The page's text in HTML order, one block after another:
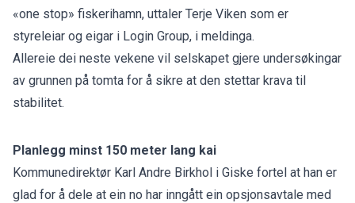
«one stop» fiskerihamn, uttaler Terje Viken som er
styreleiar og eigar i Login Group, i meldinga.
Allereie dei neste vekene vil selskapet gjere undersøkingar
av grunnen på tomta for å sikre at den stettar krava til
stabilitet.
Planlegg minst 150 meter lang kai
Kommunedirektør Karl Andre Birkhol i Giske fortel at han er
glad for å dele at ein no har inngått ein opsjonsavtale med